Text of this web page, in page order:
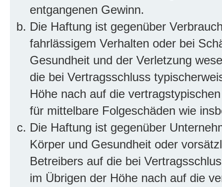
entgangenen Gewinn.
Die Haftung ist gegenüber
fahrlässigem Verhalten oder bei
Gesundheit und der Verletzung
die bei Vertragsschluss
Höhe nach auf die
für mittelbare Folgeschäden wie
Die Haftung ist gegenüber
Körper und Gesundheit oder
Betreibers auf die bei
im Übrigen der Höhe nach auf die